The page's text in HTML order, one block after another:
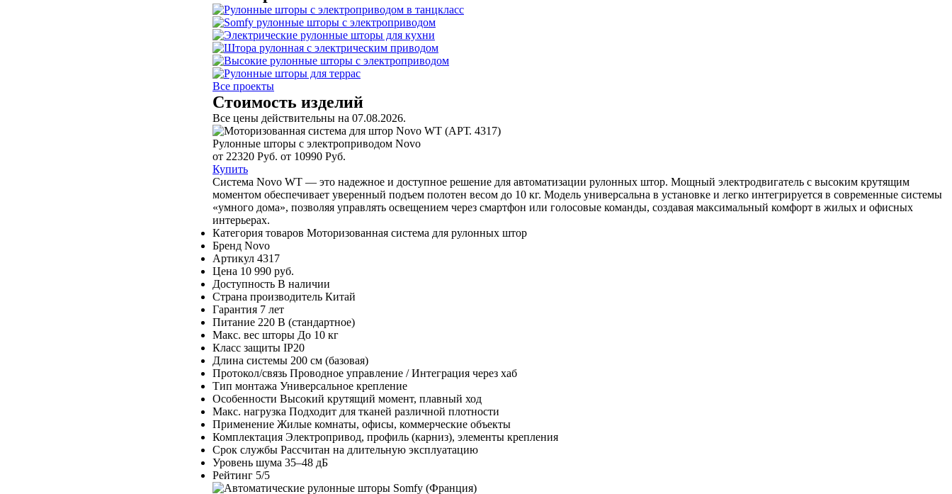
Все проекты
Стоимость изделий
Все цены действительны на 07.08.2026.
Рулонные шторы с электроприводом Novo
от 22320 Руб. от 10990 Руб.
Купить
Система Novo WT — это надежное и доступное решение для автоматизации рулонных штор. Мощный электродвигатель с высоким крутящим
моментом обеспечивает уверенный подъем полотен весом до 10 кг. Модель универсальна в установке и легко интегрируется в современные системы
«умного дома», позволяя управлять освещением через смартфон или голосовые команды, создавая максимальный комфорт в жилых и офисных
интерьерах.
Категория товаров Моторизованная система для рулонных штор
Бренд Novo
Артикул 4317
Цена 10 990 руб.
Доступность В наличии
Страна производитель Китай
Гарантия 7 лет
Питание 220 В (стандартное)
Макс. вес шторы До 10 кг
Класс защиты IP20
Длина системы 200 см (базовая)
Протокол/связь Проводное управление / Интеграция через хаб
Тип монтажа Универсальное крепление
Особенности Высокий крутящий момент, плавный ход
Макс. нагрузка Подходит для тканей различной плотности
Применение Жилые комнаты, офисы, коммерческие объекты
Комплектация Электропривод, профиль (карниз), элементы крепления
Срок службы Рассчитан на длительную эксплуатацию
Уровень шума 35–48 дБ
Рейтинг 5/5